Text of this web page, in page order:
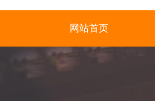
网站首页